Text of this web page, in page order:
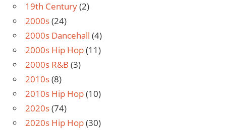
19th Century(2)
2000s(24)
2000s Dancehall (4)
2000s Hip Hop(11)
2000s R&B (3)
2010s(8)
2010s Hip Hop(10)
2020s(74)
2020s Hip Hop(30)